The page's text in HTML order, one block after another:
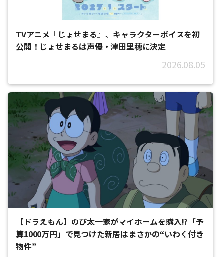
TVアニメ『じょせまる』、キャラクターボイスを初
公開！じょせまるは声優・津田里穂に決定
2026.08.05
【ドラえもん】のび太一家がマイホームを購入!?「予
算1000万円」で見つけた新居はまさかの“いわく付き
物件”